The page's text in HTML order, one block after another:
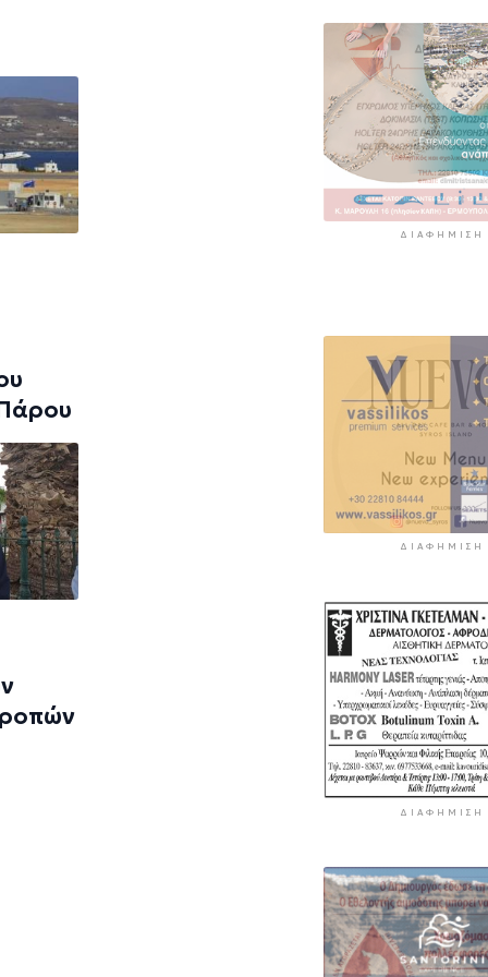
ΔΙΑΦΉΜΙΣΗ
ΔΙΑΦΉΜΙΣΗ
ΔΙΑΦΉΜΙΣΗ